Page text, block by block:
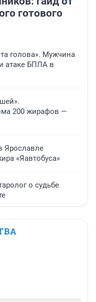
готового
голова». Мужчина
атаке БПЛА в
200 жирафов —
Ярославле
«Яавтобуса»
о судьбе